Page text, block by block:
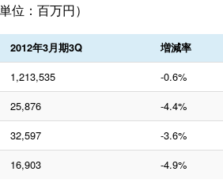
位：百万円）
2012年3月期3Q 増減率
1,213,535
-0.6%
25,876
-4.4%
32,597
-3.6%
16,903 -4.9%